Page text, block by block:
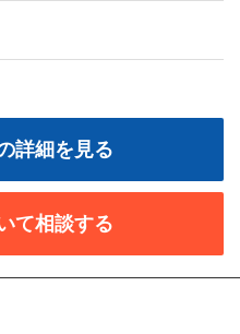
詳細を見る
て相談する